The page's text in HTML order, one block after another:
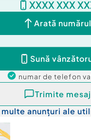
imobiliar: Ilie Cristian
Bloc de apartamente
1
parcare: Da
XXXX XXX
Arată numărul
Sună
numar de telefon
Trimite mesaj
multe anunțuri ale